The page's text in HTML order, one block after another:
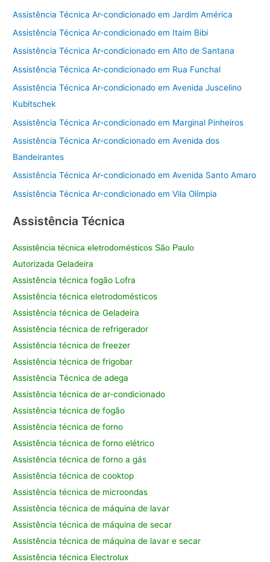
Assistência Técnica Ar-condicionado em Jardim América
Assistência Técnica Ar-condicionado em Itaim Bibi
Assistência Técnica Ar-condicionado em Alto de Santana
Assistência Técnica Ar-condicionado em Rua Funchal
Assistência Técnica Ar-condicionado em Avenida Juscelino
Kubitschek
Assistência Técnica Ar-condicionado em Marginal Pinheiros
Assistência Técnica Ar-condicionado em Avenida dos
Bandeirantes
Assistência Técnica Ar-condicionado em Avenida Santo Amaro
Assistência Técnica Ar-condicionado em Vila Olímpia
Assistência Técnica
Assistência técnica eletrodomésticos São Paulo
Autorizada Geladeira
Assistência técnica fogão Lofra
Assistência técnica eletrodomésticos
Assistência técnica de Geladeira
Assistência técnica de refrigerador
Assistência técnica de freezer
Assistência técnica de frigobar
Assistência Técnica de adega
Assistência técnica de ar-condicionado
Assistência técnica de fogão
Assistência técnica de forno
Assistência técnica de forno elétrico
Assistência técnica de forno a gás
Assistência técnica de cooktop
Assistência técnica de microondas
Assistência técnica de máquina de lavar
Assistência técnica de máquina de secar
Assistência técnica de máquina de lavar e secar
Assistência técnica Electrolux